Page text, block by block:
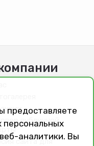
публичной
сайта для
предоставляете
персональных
аналитики. Вы